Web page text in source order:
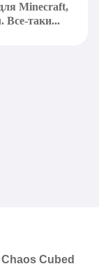
Minecraft,
Все-таки...
Cubed